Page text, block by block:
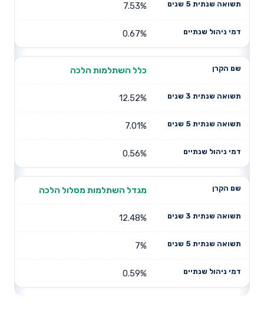
7.53%
0.67%
כלל השתלמות הלכה
12.52%
7.01%
0.56%
מגדל השתלמות מסלול הלכה
12.48%
7%
0.59%